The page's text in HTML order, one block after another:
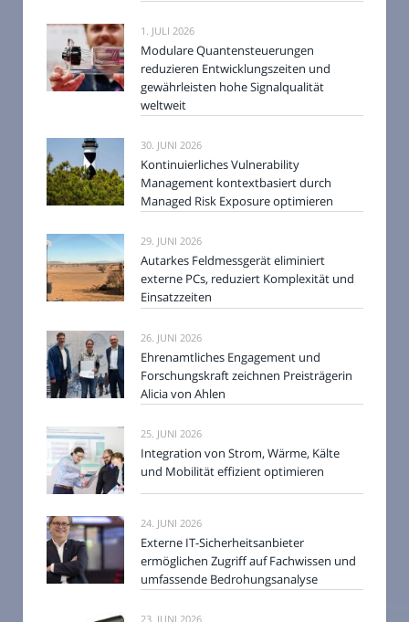
1. JULI 2026
Modulare Quantensteuerungen
reduzieren Entwicklungszeiten und
gewährleisten hohe Signalqualität
weltweit
30. JUNI 2026
Kontinuierliches Vulnerability
Management kontextbasiert durch
Managed Risk Exposure optimieren
29. JUNI 2026
Autarkes Feldmessgerät eliminiert
externe PCs, reduziert Komplexität und
Einsatzzeiten
26. JUNI 2026
Ehrenamtliches Engagement und
Forschungskraft zeichnen Preisträgerin
Alicia von Ahlen
25. JUNI 2026
Integration von Strom, Wärme, Kälte
und Mobilität effizient optimieren
24. JUNI 2026
Externe IT-Sicherheitsanbieter
ermöglichen Zugriff auf Fachwissen und
umfassende Bedrohungsanalyse
23. JUNI 2026